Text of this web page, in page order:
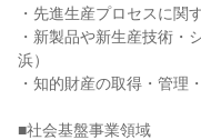
・先進生産プロセスに関
・新製品や新生産技術・
浜）
・知的財産の取得・管理
■社会基盤事業領域